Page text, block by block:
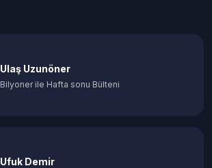
Ulaş Uzunöner
Bilyoner ile Hafta sonu Bülteni
Ufuk Demir